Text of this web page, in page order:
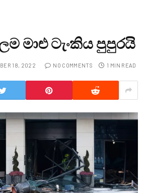
මාළු ටැංකිය පුපුරයි
18, 2022 NO COMMENTS 1 MIN READ